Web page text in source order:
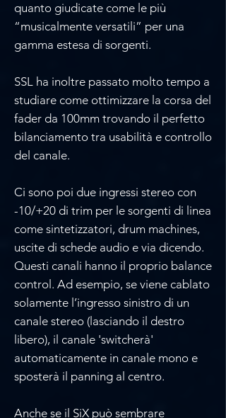
quanto giudicate come le più
“musicalmente versatili” per una
gamma estesa di sorgenti.
SSL ha inoltre passato molto tempo a
studiare come ottimizzare la corsa del
fader da 100mm trovando il perfetto
bilanciamento tra usabilità e controllo
del canale.
Ci sono poi due ingressi stereo con
-10/+20 di trim per le sorgenti di linea
come sintetizzatori, drum machines,
uscite di schede audio e via dicendo.
Questi canali hanno il proprio balance
control. Ad esempio, se viene cablato
solamente l’ingresso sinistro di un
canale stereo (lasciando il destro
libero), il canale 'switcherà'
automaticamente in canale mono e
sposterà il panning al centro.
Anche se il SiX può sembrare